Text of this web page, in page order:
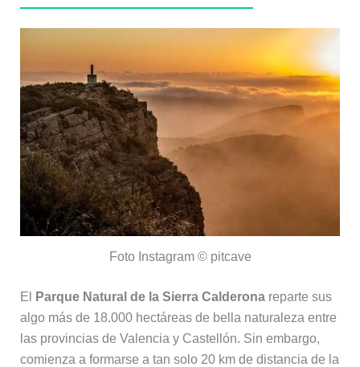
Foto Instagram © pitcave
El Parque Natural de la Sierra Calderonareparte sus
algo más de 18.000 hectáreas de bella naturaleza entre
las provincias de Valencia y Castellón. Sin embargo,
comienza a formarse a tan solo 20 km de distancia de la